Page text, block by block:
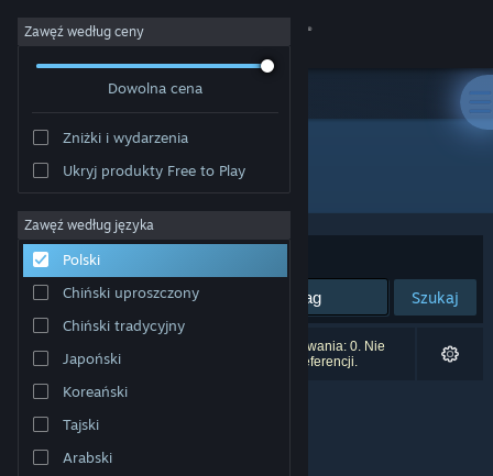
Zaloguj się
Społeczność
Informacje
Wsparcie
Zmień język
Pobierz aplikację mobilną Steam
Wersja przeglądarkowa
Zawęź według ceny
Dowolna cena
Zniżki i wydarzenia
Ukryj produkty Free to Play
Zawęź według języka
Polski
Chiński uproszczony
Chiński tradycyjny
Japoński
Koreański
Tajski
Arabski
Producent: Nyan_Fort
Sortuj według:
Szukaj
Liczba wyników pasujących do twojego wyszukiwania: 0. Nie
uwzględniono 2 tytułów na podstawie twoich preferencji.